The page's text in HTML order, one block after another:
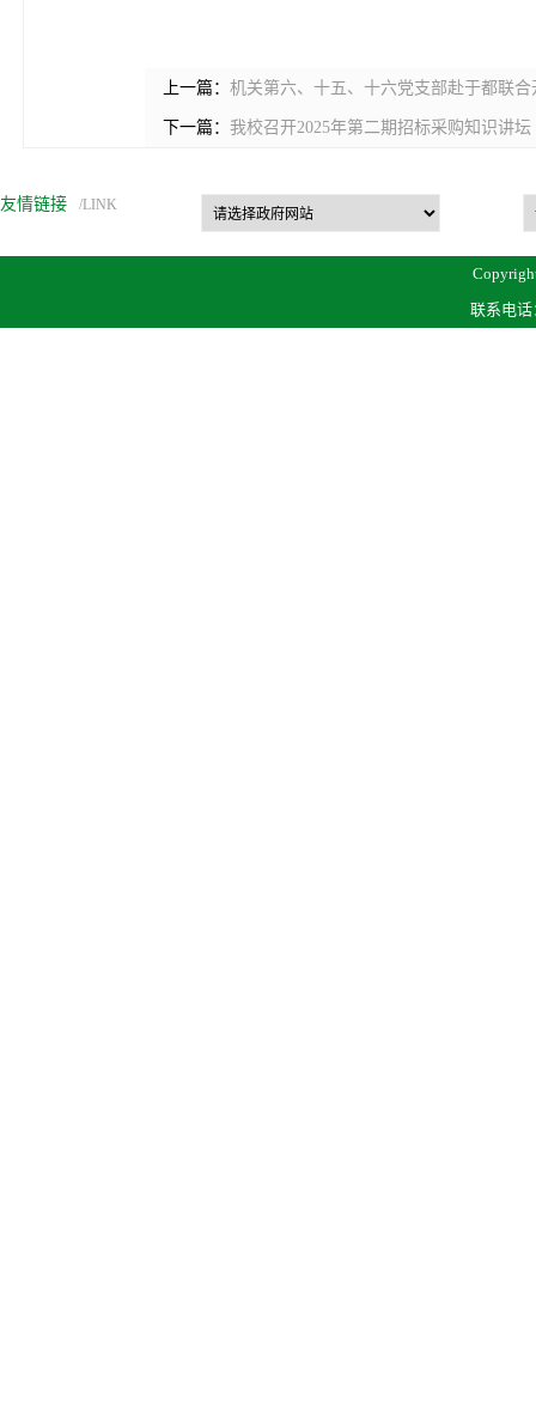
上一篇： 机关第六、十五、十六党支部赴于都联
下一篇： 我校召开2025年第二期招标采购知识讲坛
友情链接 /LINK
联系电